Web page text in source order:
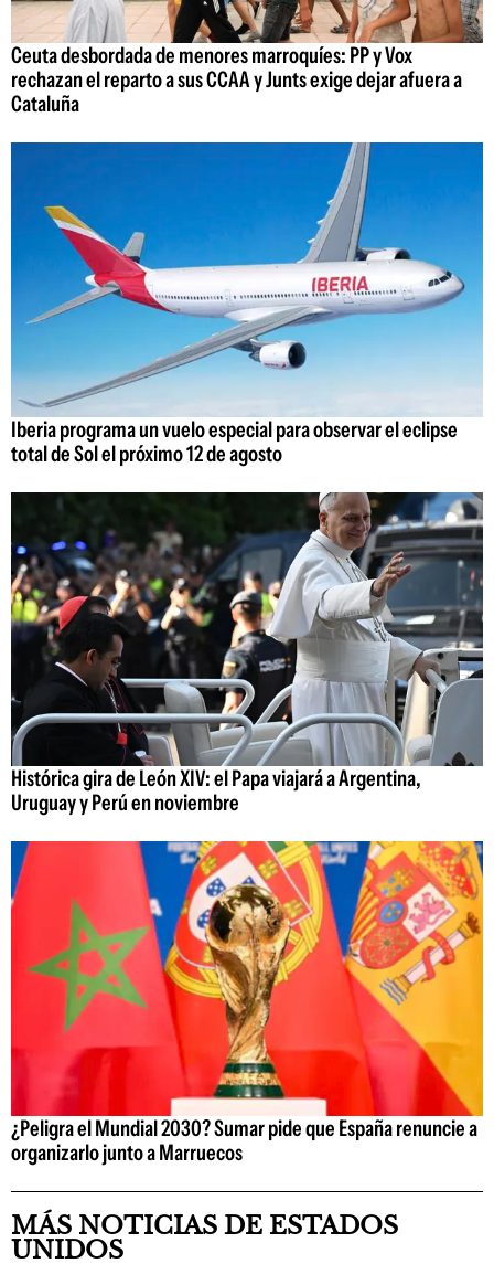
Ceuta desbordada de menores marroquíes: PP y Vox
rechazan el reparto a sus CCAA y Junts exige dejar afuera a
Cataluña
Iberia programa un vuelo especial para observar el eclipse
total de Sol el próximo 12 de agosto
Histórica gira de León XIV: el Papa viajará a Argentina,
Uruguay y Perú en noviembre
¿Peligra el Mundial 2030? Sumar pide que España renuncie a
organizarlo junto a Marruecos
MÁS NOTICIAS DE ESTADOS
UNIDOS